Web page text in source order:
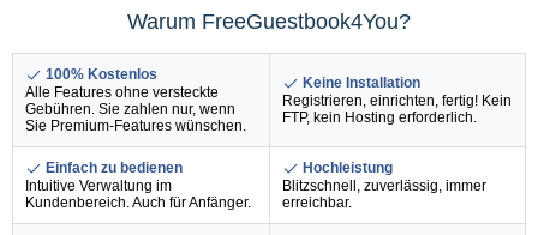
Warum FreeGuestbook4You?
100% Kostenlos
Alle Features ohne versteckte
Gebühren. Sie zahlen nur, wenn
Sie Premium-Features wünschen.
Keine Installation
Registrieren, einrichten, fertig! Kein
FTP, kein Hosting erforderlich.
Einfach zu bedienen
Intuitive Verwaltung im
Kundenbereich. Auch für Anfänger.
Hochleistung
Blitzschnell, zuverlässig, immer
erreichbar.